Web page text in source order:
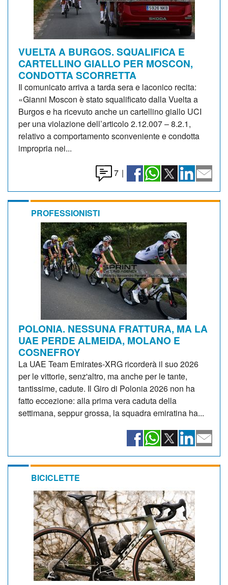
VUELTA A BURGOS. SQUALIFICA E
CARTELLINO GIALLO PER MOSCON,
CONDOTTA SCORRETTA
Il comunicato arriva a tarda sera e laconico recita:
«Gianni Moscon è stato squalificato dalla Vuelta a
Burgos e ha ricevuto anche un cartellino giallo UCI
per una violazione dell’articolo 2.12.007 – 8.2.1,
relativo a comportamento sconveniente e condotta
impropria nei...
7 |
PROFESSIONISTI
POLONIA. NESSUNA FRATTURA, MA LA
UAE PERDE ALMEIDA, MOLANO E
COSNEFROY
La UAE Team Emirates-XRG ricorderà il suo 2026
per le vittorie, senz'altro, ma anche per le tante,
tantissime, cadute. Il Giro di Polonia 2026 non ha
fatto eccezione: alla prima vera caduta della
settimana, seppur grossa, la squadra emiratina ha...
BICICLETTE